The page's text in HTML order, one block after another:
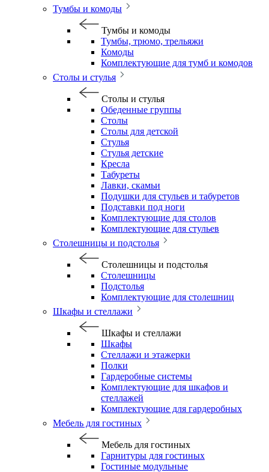
Тумбы и комоды
Тумбы и комоды
Тумбы, трюмо, трельяжи
Комоды
Комплектующие для тумб и комодов
Столы и стулья
Столы и стулья
Обеденные группы
Столы
Столы для детской
Стулья
Стулья детские
Кресла
Табуреты
Лавки, скамьи
Подушки для стульев и табуретов
Подставки под ноги
Комплектующие для столов
Комплектующие для стульев
Столешницы и подстолья
Столешницы и подстолья
Столешницы
Подстолья
Комплектующие для столешниц
Шкафы и стеллажи
Шкафы и стеллажи
Шкафы
Стеллажи и этажерки
Полки
Гардеробные системы
Комплектующие для шкафов и
стеллажей
Комплектующие для гардеробных
Мебель для гостиных
Мебель для гостиных
Гарнитуры для гостиных
Гостиные модульные